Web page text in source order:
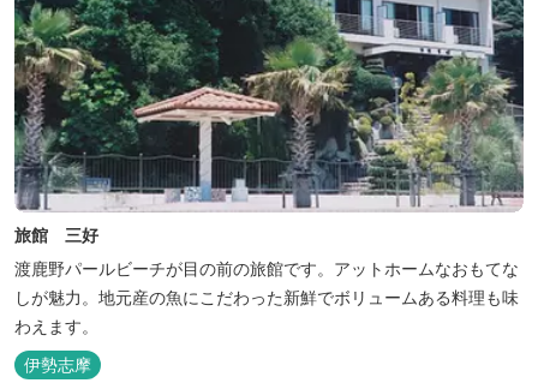
旅館 三好
渡鹿野パールビーチが目の前の旅館です。アットホームなおもてな
しが魅力。地元産の魚にこだわった新鮮でボリュームある料理も味
わえます。
伊勢志摩